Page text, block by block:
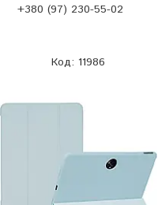
+380 (97) 230-55-02
11986